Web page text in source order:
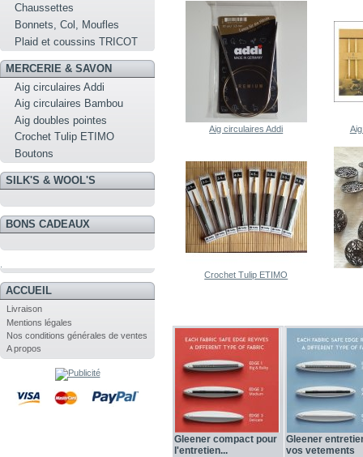
Chaussettes
Bonnets, Col, Moufles
Plaid et coussins TRICOT
MERCERIE & SAVON
Aig circulaires Addi
Aig circulaires Bambou
Aig doubles pointes
Crochet Tulip ETIMO
Boutons
SILK'S & WOOL'S
BONS CADEAUX
ACCUEIL
Livraison
Mentions légales
Nos conditions générales de ventes
A propos
Aig circulaires Addi
Crochet Tulip ETIMO
Gleener compact pour
l'entretien...
Gleener
vos vetements